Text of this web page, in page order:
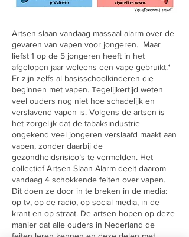
Artsen slaan vandaag massaal alarm over de
gevaren van vapen voor jongeren. Maar
liefst 1 op de 5 jongeren heeft in het
afgelopen jaar weleens een vape gebruikt.*
Er zijn zelfs al basisschoolkinderen die
beginnen met vapen. Tegelijkertijd weten
veel ouders nog niet hoe schadelijk en
verslavend vapen is. Volgens de artsen is
het zorgelijk dat de tabaksindustrie
ongekend veel jongeren verslaafd maakt aan
vapen, zonder daarbij de
gezondheidsrisico’s te vermelden. Het
collectief Artsen Slaan Alarm deelt daarom
vandaag 4 schokkende feiten over vapen.
Dit doen ze door in te breken in de media:
op tv, op de radio, op social media, in de
krant en op straat. De artsen hopen op deze
manier dat alle ouders in Nederland de